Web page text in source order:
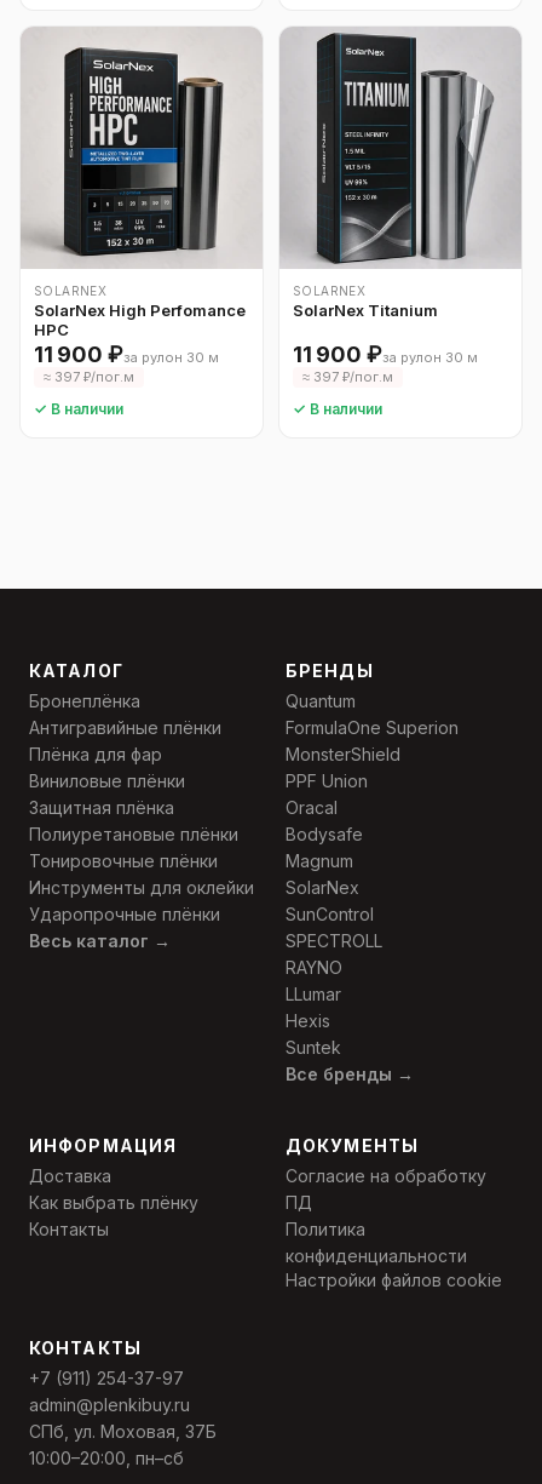
SOLARNEX
SolarNex High Perfomance
HPC
11 900 ₽за рулон 30 м
≈ 397 ₽/пог.м
✓ В наличии
SOLARNEX
SolarNex Titanium
11 900 ₽за рулон 30 м
≈ 397 ₽/пог.м
✓ В наличии
КАТАЛОГ
Бронеплёнка
Антигравийные плёнки
Плёнка для фар
Виниловые плёнки
Защитная плёнка
Полиуретановые плёнки
Тонировочные плёнки
Инструменты для оклейки
Ударопрочные плёнки
Весь каталог →
БРЕНДЫ
Quantum
FormulaOne Superion
MonsterShield
PPF Union
Oracal
Bodysafe
Magnum
SolarNex
SunControl
SPECTROLL
RAYNO
LLumar
Hexis
Suntek
Все бренды →
ИНФОРМАЦИЯ
Доставка
Как выбрать плёнку
Контакты
ДОКУМЕНТЫ
Согласие на обработку
ПД
Политика
конфиденциальности
Настройки файлов cookie
КОНТАКТЫ
+7 (911) 254-37-97
admin@plenkibuy.ru
СПб, ул. Моховая, 37Б
10:00–20:00, пн–сб